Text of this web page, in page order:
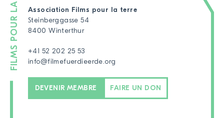
Association Films pour la terre
Steinberggasse 54
8400 Winterthur
+41 52 202 25 53
info@filmefuerdieerde.org
DEVENIR MEMBRE FAIRE UN DON